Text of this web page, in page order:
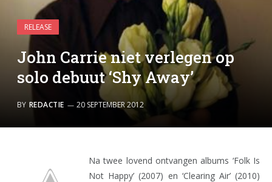
RELEASE
John Carrie niet verlegen op
solo debuut ‘Shy Away’
BY REDACTIE 20 SEPTEMBER 2012
Na twee lovend ontvangen albums ‘Folk Is
Not Happy’ (2007) en ‘Clearing Air’ (2010)